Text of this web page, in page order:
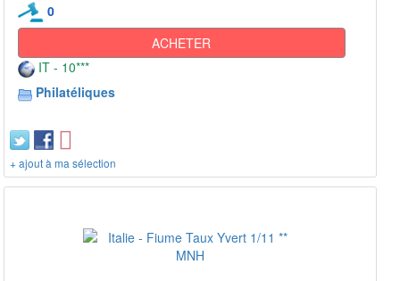
0
ACHETER
IT - 10***
Philatéliques
+ ajout à ma sélection